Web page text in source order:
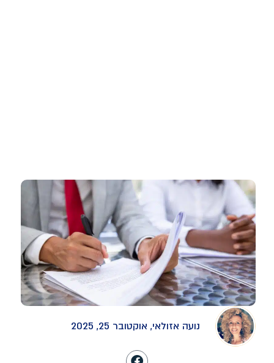
נועה אזולאי, אוקטובר 25, 2025